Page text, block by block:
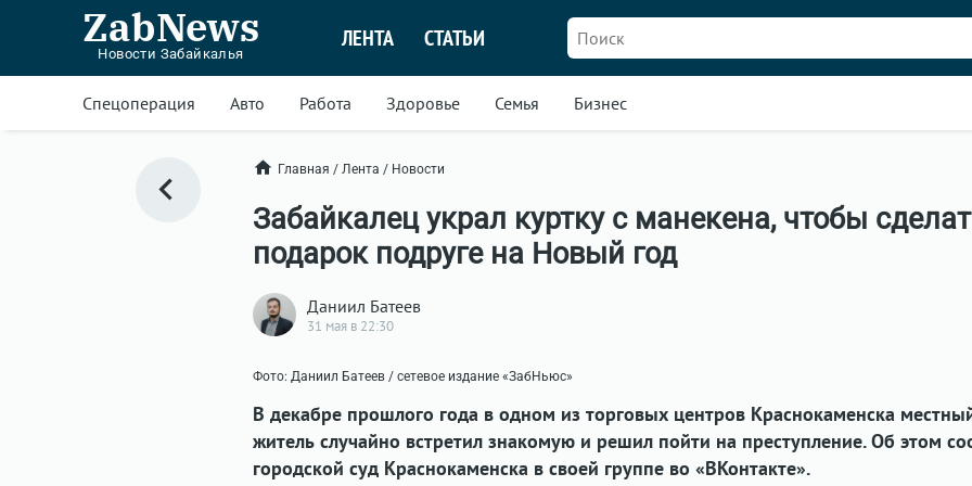
ZabNews
Новости Забайкалья
ЛЕНТА СТАТЬИ
Спецоперация Авто Работа Здоровье Семья Бизнес
Главная / Лента / Новости
Забайкалец украл куртку с манекена, чтобы
подарок подруге на Новый год
Даниил Батеев
31 мая в 22:30
Фото: Даниил Батеев / сетевое издание «ЗабНьюс»
В декабре прошлого года в одном из торговых центров Краснокаменска
житель случайно встретил знакомую и решил пойти на преступление. Об этом
городской суд Краснокаменска в своей группе во «ВКонтакте».